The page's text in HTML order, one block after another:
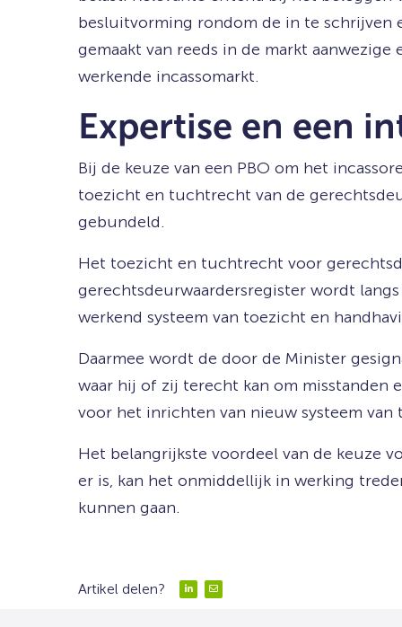
besluitvorming rondom de in te schrijven
gemaakt van reeds in de markt
werkende incassomarkt.
Expertise en een
Bij de keuze van een PBO om het
toezicht en tuchtrecht van de
gebundeld.
Het toezicht en tuchtrecht voor
gerechtsdeurwaardersregister wordt
werkend systeem van toezicht en
Daarmee wordt de door de Minister
waar hij of zij terecht kan om misstanden
voor het inrichten van nieuw systeem
Het belangrijkste voordeel van de keuze
er is, kan het onmiddellijk in werking
kunnen gaan.
Artikel delen?
DelenDelen